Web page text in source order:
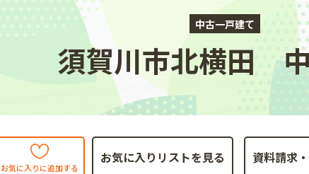
中古一戸建て
須賀川市北横田
お気に入りに追加する
お気に入りリストを見る